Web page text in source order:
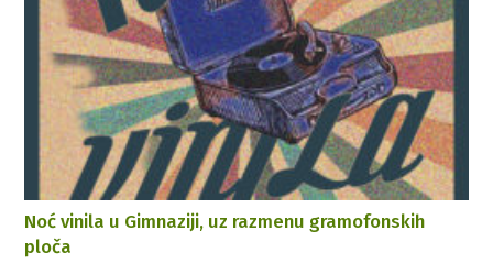
Noć vinila u Gimnaziji, uz razmenu gramofonskih
ploča